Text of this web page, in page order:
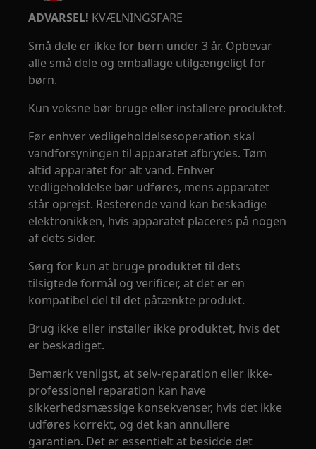
ADVARSEL! KVÆLNINGSFARE
Små dele er ikke for børn under 3 år. Opbevar
alle små dele og emballage utilgængeligt for
børn.
Kun voksne bør bruge eller installere produktet.
Før enhver vedligeholdelsesoperation skal
vandforsyningen til apparatet afbrydes. Tøm
altid apparatet for alt vand. Enhver
vedligeholdelse bør udføres, mens apparatet
står oprejst. Resterende vand kan beskadige
elektronikken, hvis apparatet placeres på nogen
af dets sider.
Sørg for kun at bruge produktet til dets
tilsigtede formål og verificer, at det er en
kompatibel del til det påtænkte produkt.
Brug ikke eller installer ikke produktet, hvis det
er beskadiget.
Bemærk venligst, at selv-reparation eller ikke-
professionel reparation kan have
sikkerhedsmæssige konsekvenser, hvis det ikke
udføres korrekt, og det kan annullere
garantien. Det er essentielt at besidde det